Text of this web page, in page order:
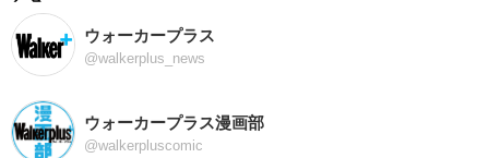
ウォーカープラス
@walkerplus_news
ウォーカープラス漫画部
@walkerpluscomic